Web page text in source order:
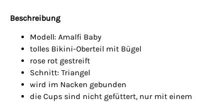
Beschreibung
Modell: Amalfi Baby
tolles Bikini-Oberteil mit Bügel
rose rot gestreift
Schnitt: Triangel
wird im Nacken gebunden
die Cups sind nicht gefüttert, nur mit einem